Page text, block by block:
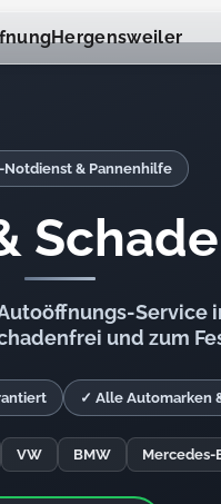
Hergensweiler
Notdienst & Pannenhilfe
und zum
✓ Alle Automarken
VW BMW Mercedes-